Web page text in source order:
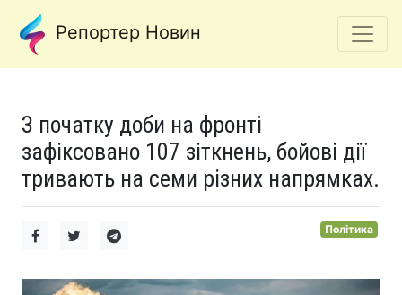
Репортер Новин
З початку доби на фронті
зафіксовано 107 зіткнень, бойові дії
тривають на семи різних напрямках.
Політика